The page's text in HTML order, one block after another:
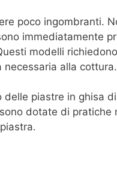
poco ingombranti.
immediatamente
modelli
alla cottura.
piastre in ghisa
dotate di pratiche